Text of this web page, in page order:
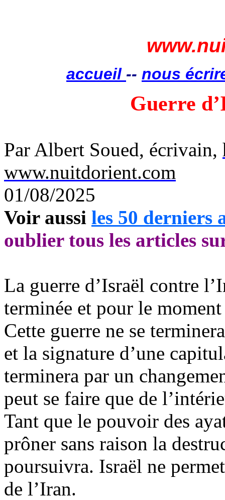
accueil -- nous
Guerre
Par Albert Soued, écrivain,
www.nuitdorient.com
01/08/2025
Voir aussi les 50 derniers
oublier tous les articles
La guerre d’Israël contre
terminée et pour le
Cette guerre ne se
et la signature d’une
terminera par un
peut se faire que de
Tant que le pouvoir des
prôner sans raison la
poursuivra. Israël ne
de l’Iran.